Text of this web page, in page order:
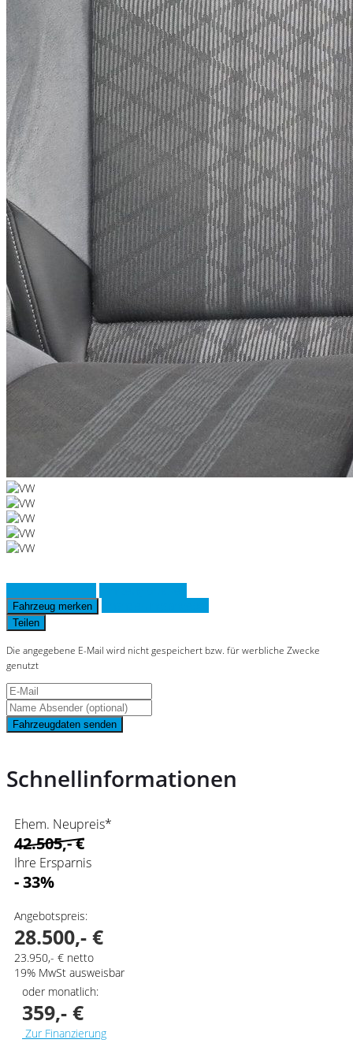
Fahrzeug merken
Teilen
Die angegebene E-Mail wird nicht gespeichert bzw. für werbliche Zwecke
genutzt
Fahrzeugdaten senden
Schnellinformationen
Ehem. Neupreis*
42.505,- €
Ihre Ersparnis
- 33%
Angebotspreis:
28.500,- €
23.950,- € netto
19% MwSt ausweisbar
oder monatlich:
359,- €
Zur Finanzierung